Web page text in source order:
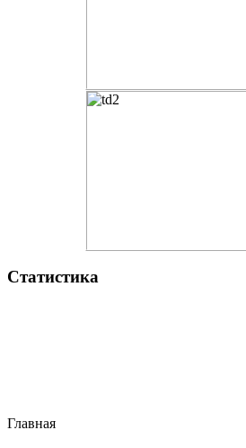
Статистика
Главная